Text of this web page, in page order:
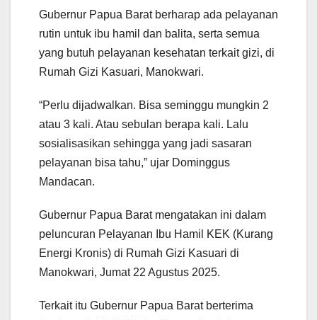
Gubernur Papua Barat berharap ada pelayanan
rutin untuk ibu hamil dan balita, serta semua
yang butuh pelayanan kesehatan terkait gizi, di
Rumah Gizi Kasuari, Manokwari.
“Perlu dijadwalkan. Bisa seminggu mungkin 2
atau 3 kali. Atau sebulan berapa kali. Lalu
sosialisasikan sehingga yang jadi sasaran
pelayanan bisa tahu,” ujar Dominggus
Mandacan.
Gubernur Papua Barat mengatakan ini dalam
peluncuran Pelayanan Ibu Hamil KEK (Kurang
Energi Kronis) di Rumah Gizi Kasuari di
Manokwari, Jumat 22 Agustus 2025.
Terkait itu Gubernur Papua Barat berterima